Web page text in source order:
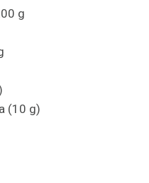
g
(10 g)